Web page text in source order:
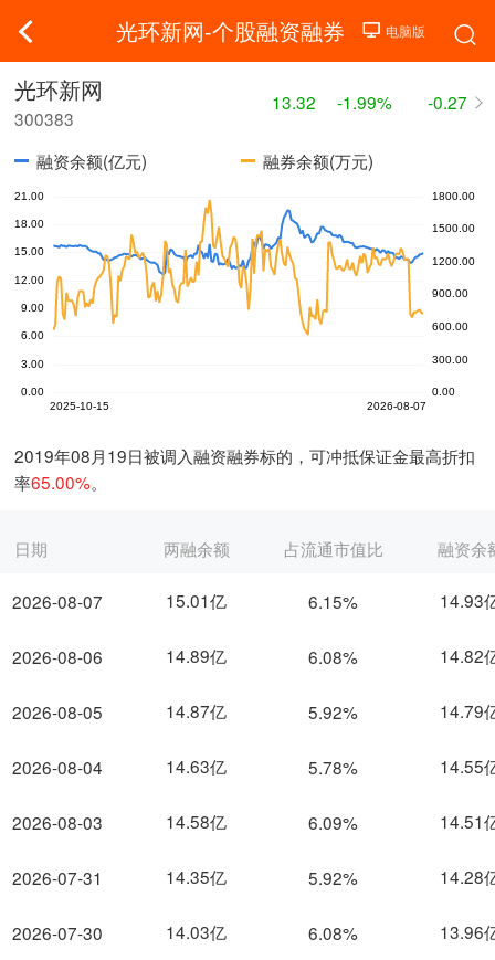
光环新网-个股融资融券
光环新网
300383
13.32 -1.99% -0.27
融资余额(亿元) 融券余额(万元)
2019年08月19日被调入融资融券标的，可冲抵保证金最高折扣
率65.00%。
日期
2026-08-07
2026-08-06
2026-08-05
2026-08-04
2026-08-03
2026-07-31
2026-07-30
两融余额 占流通市值比 融资余
15.01亿 6.15% 14.93
14.89亿 6.08% 14.82
14.87亿 5.92% 14.79
14.63亿 5.78% 14.55
14.58亿 6.09% 14.51
14.35亿 5.92% 14.28
14.03亿 6.08% 13.96